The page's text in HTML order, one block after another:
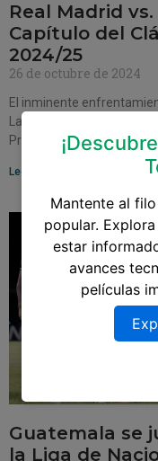
Real Madrid
Capítulo del
2024/25
26 de octubre de 2024
El inminente
LaLiga 2024/25 promete
Programado para el 26 de
Leer más »
Guatemala se
la Liga de
Mantente al
popular.
estar
avances
películas